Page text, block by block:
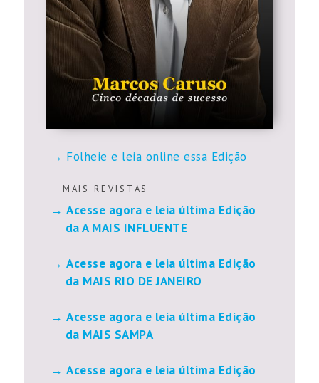
Folheie e leia online essa Edição
M A I S R E V I S T A S
Acesse agora e leia última Edição
da A MAIS INFLUENTE
Acesse agora e leia última Edição
da MAIS RIO DE JANEIRO
Acesse agora e leia última Edição
da MAIS SAMPA
Acesse agora e leia última Edição